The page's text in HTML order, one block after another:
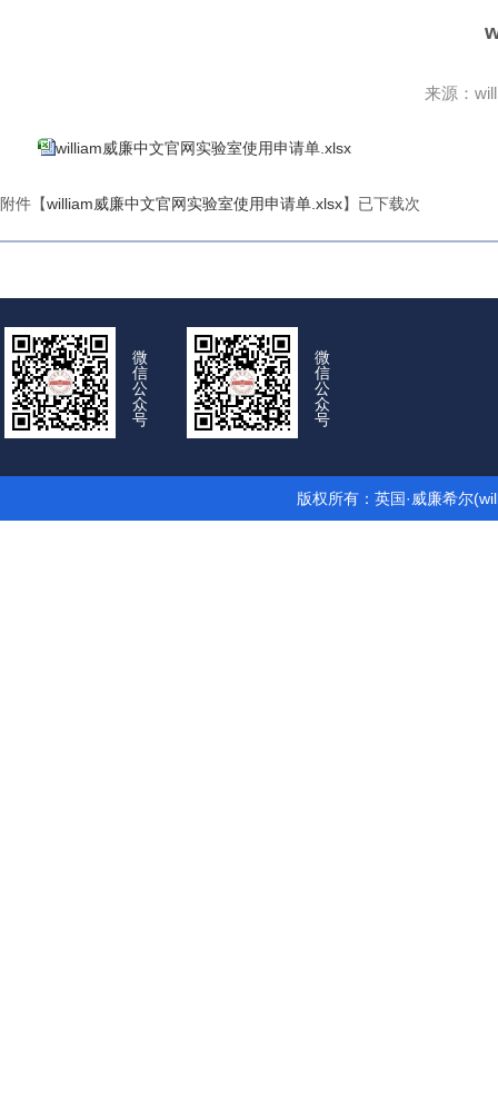
来源：
william威廉中文官网实验室使用申请单.xlsx
附件【william威廉中文官网实验室使用申请单.xlsx】已下载次
微
信
公
众
号
微
信
公
众
号
版权所有：英国·威廉希尔